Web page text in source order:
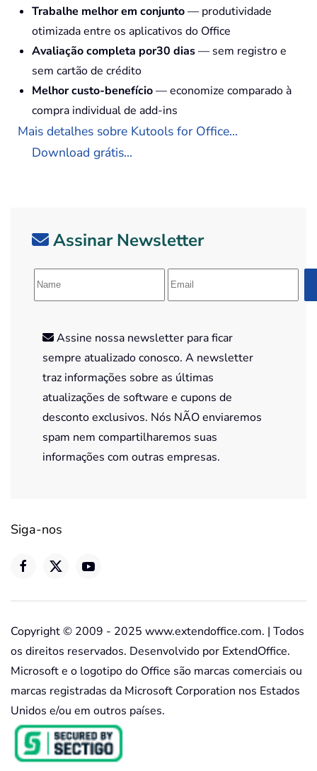
Trabalhe melhor em conjunto— produtividade
otimizada entre os aplicativos do Office
Avaliação completa por30 dias— sem registro e
sem cartão de crédito
Melhor custo-benefício— economize comparado à
compra individual de add-ins
Mais detalhes sobre Kutools for Office...
Download grátis...
Assinar Newsletter
Assine nossa newsletter para ficar
sempre atualizado conosco. A newsletter
traz informações sobre as últimas
atualizações de software e cupons de
desconto exclusivos. Nós NÃO enviaremos
spam nem compartilharemos suas
informações com outras empresas.
Siga-nos
Copyright © 2009 - 2025 www.extendoffice.com. | Todos
os direitos reservados. Desenvolvido por ExtendOffice.
Microsoft e o logotipo do Office são marcas comerciais ou
marcas registradas da Microsoft Corporation nos Estados
Unidos e/ou em outros países.